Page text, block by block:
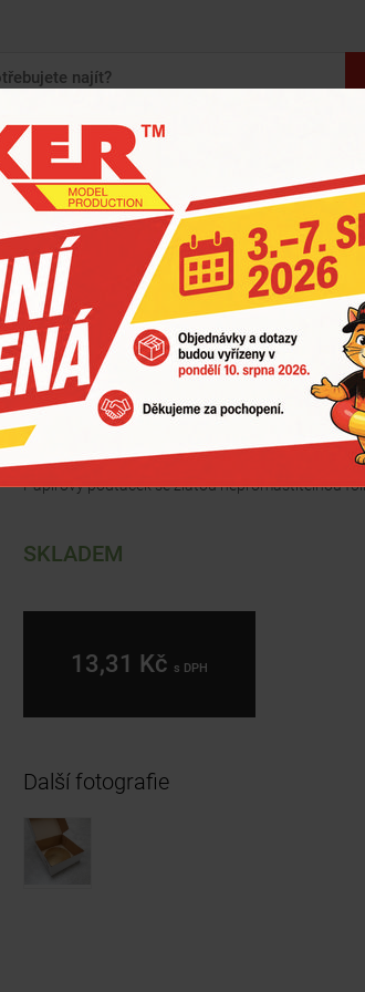
KARTONY - KRABICE +420
ZOBRAZIT HLAVNÍ KATEGORIE
- EXTRA PEVNÉ PODTÁCEK POD DORT PRŮMĚR 36 CM
Podtácek pod dort
ARTIKL: HB2005
Papírový podtácek se zlatou nepromastitelnou
SKLADEM
13,31 Kč s DPH
Další fotografie